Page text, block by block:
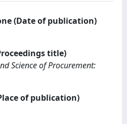
(Date of publication)
title)
Science of Procurement:
of publication)